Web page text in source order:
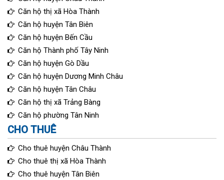
Căn hộ thị xã Hòa Thành
Căn hộ huyện Tân Biên
Căn hộ huyện Bến Cầu
Căn hộ Thành phố Tây Ninh
Căn hộ huyện Gò Dầu
Căn hộ huyện Dương Minh Châu
Căn hộ huyện Tân Châu
Căn hộ thị xã Trảng Bàng
Căn hộ phường Tân Ninh
CHO THUÊ
Cho thuê huyện Châu Thành
Cho thuê thị xã Hòa Thành
Cho thuê huyện Tân Biên